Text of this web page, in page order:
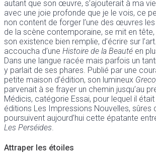
autant que son œuvre, s’ajouterait à ma
avec une joie profonde que je le vois, ce
non content de forger l’une des œuvres
de la scène contemporaine, se mit en tête,
son existence bien remplie, d’écrire sur
accoucha d’une Histoire de la Beauté en
Dans une langue racée mais parfois un
y parlait de ses phares. Publié par une
petite maison d’édition, son lumineux Greco
parvenait à se frayer un chemin jusqu’au
Médicis, catégorie Essai, pour lequel il
éditions Les Impressions Nouvelles, sûres
poursuivent aujourd’hui cette épatante
Les Perséides.
Attraper les étoiles